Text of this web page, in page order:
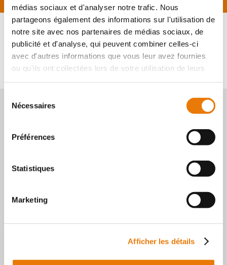
médias sociaux et d'analyser notre trafic. Nous
partageons également des informations sur l'utilisation de
notre site avec nos partenaires de médias sociaux, de
publicité et d'analyse, qui peuvent combiner celles-ci
avec d'autres informations que vous leur avez fournies
ou qu'ils ont collectées lors de votre utilisation de leurs
Nécessaires
Préférences
Statistiques
Marketing
Afficher les détails
PRENDRE RDV